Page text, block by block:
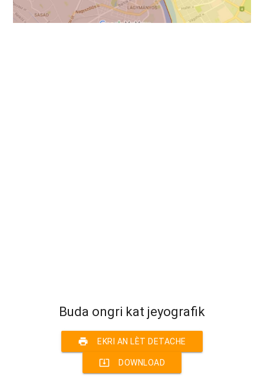
Buda ongri kat jeyografik
print EKRI AN LÈT DETACHE
system_update_alt DOWNLOAD